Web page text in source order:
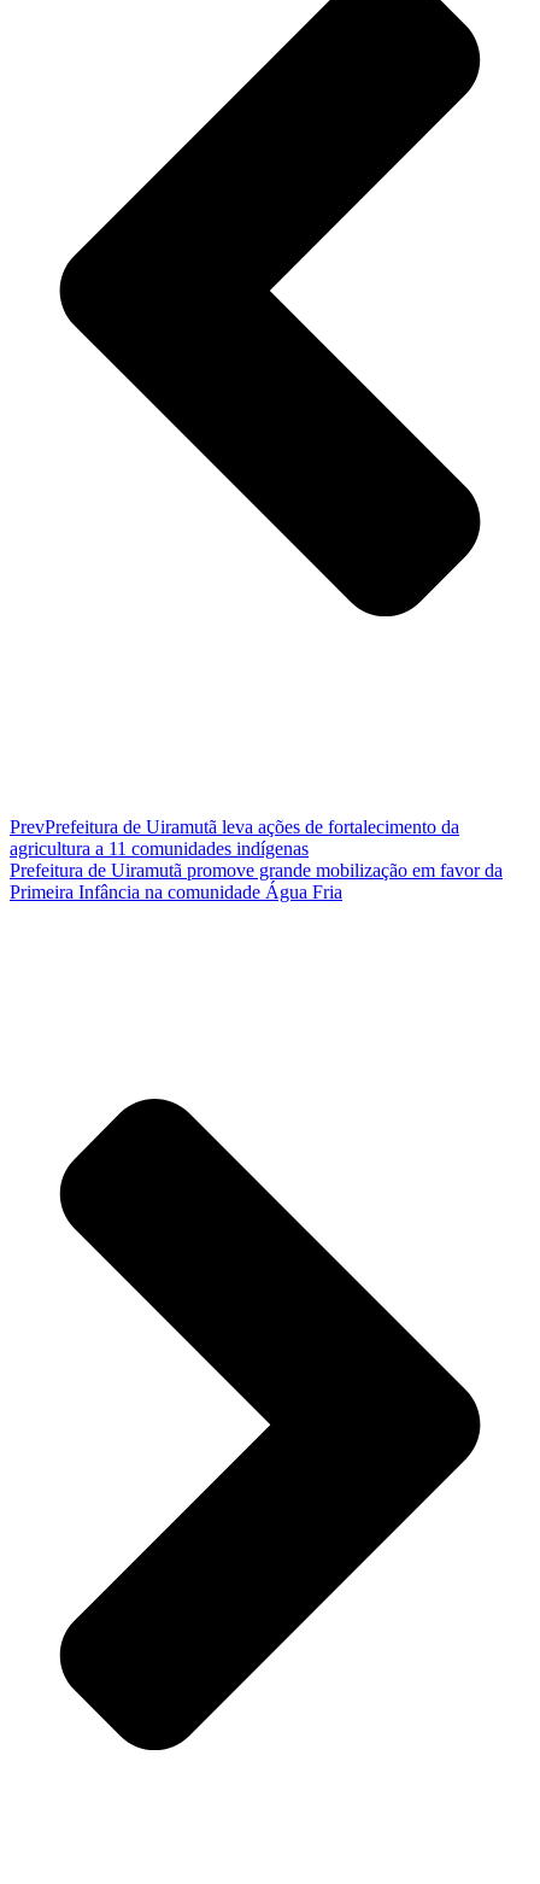
PrevPrefeitura de Uiramutã leva ações de fortalecimento da
agricultura a 11 comunidades indígenas
Prefeitura de Uiramutã promove grande mobilização em favor da
Primeira Infância na comunidade Água Fria